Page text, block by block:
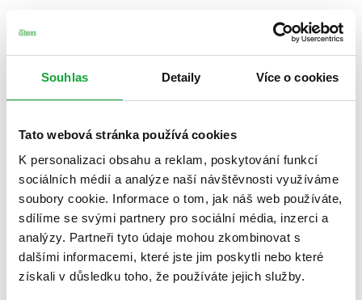
Souhlas Detaily Více o cookies
Tato webová stránka používá cookies
K personalizaci obsahu a reklam, poskytování funkcí
sociálních médií a analýze naší návštěvnosti využíváme
soubory cookie. Informace o tom, jak náš web používáte,
sdílíme se svými partnery pro sociální média, inzerci a
analýzy. Partneři tyto údaje mohou zkombinovat s
dalšími informacemi, které jste jim poskytli nebo které
získali v důsledku toho, že používáte jejich služby.